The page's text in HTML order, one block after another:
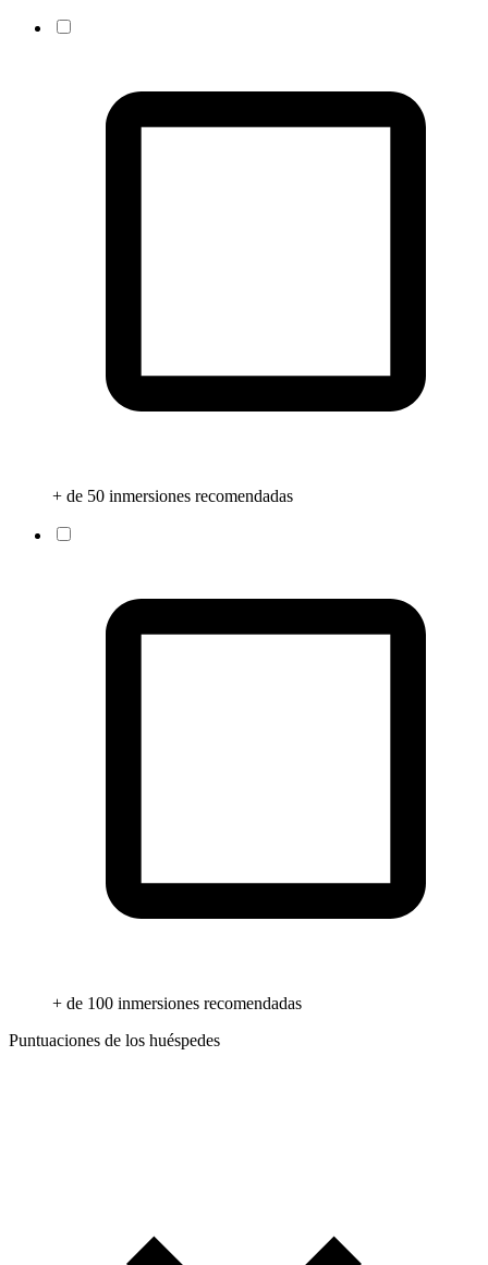
+ de 50 inmersiones recomendadas
+ de 100 inmersiones recomendadas
Puntuaciones de los huéspedes